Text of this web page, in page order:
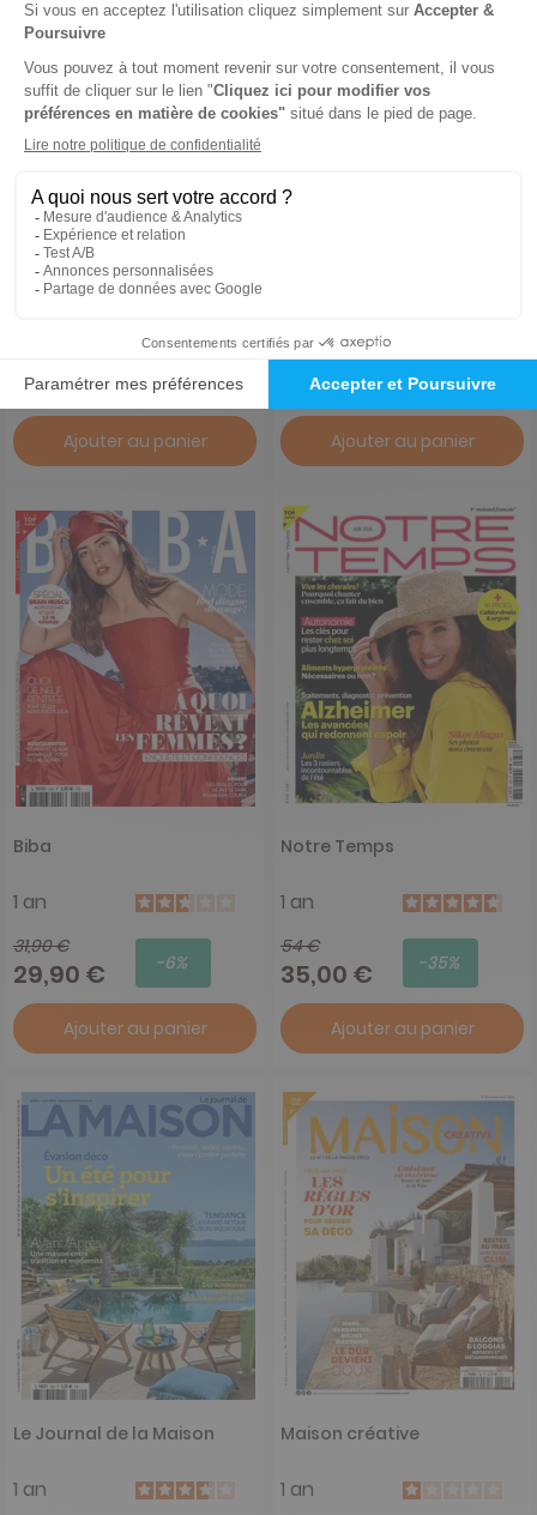
Burda Style
94,90 €
Ajouter au panier
134,40 €
79,90 € -41%
Ajouter au panier
Biba
1 an
31,90 €
29,90 € -6%
Ajouter au panier
Notre Temps
1 an
54 €
35,00 € -35%
Ajouter au panier
Le Journal de la Maison
1 an
Maison créative
1 an